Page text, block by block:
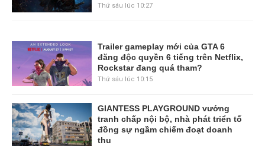
Thứ sáu lúc 10:27
Trailer gameplay mới của GTA 6
đăng độc quyền 6 tiếng trên Netflix,
Rockstar đang quá tham?
Thứ sáu lúc 10:15
GIANTESS PLAYGROUND vướng
tranh chấp nội bộ, nhà phát triển tố
đồng sự ngầm chiếm đoạt doanh
thu